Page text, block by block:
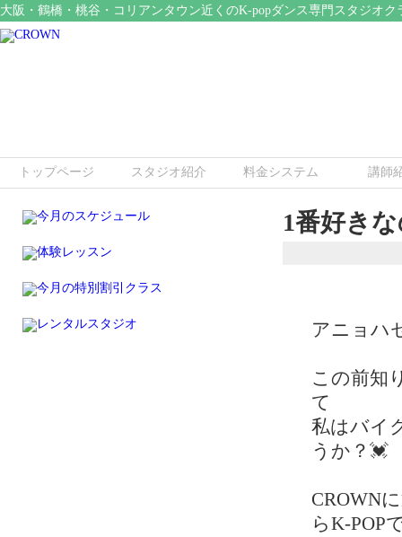
大阪・鶴橋・桃谷・コリアンタウン近くのK-popダンス専門スタジオク
トップページ スタジオ紹介 料金システム 講師
1番好き
アニョハ
この前知
て
私はバイ
うか？💓
CROWN
らK-POP